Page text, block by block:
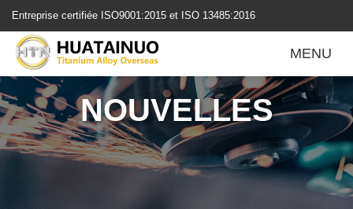
转
Entreprise certifiée ISO9001:2015 et ISO 13485:2016
MENU
NOUVELLES